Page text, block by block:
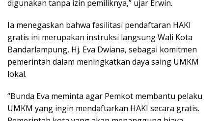
digunakan tanpa izin pemiliknya,” ujar Erwin.
Ia menegaskan bahwa fasilitasi pendaftaran HAKI
gratis ini merupakan instruksi langsung Wali Kota
Bandarlampung, Hj. Eva Dwiana, sebagai komitmen
pemerintah dalam meningkatkan daya saing UMKM
lokal.
“Bunda Eva meminta agar Pemkot membantu pelaku
UMKM yang ingin mendaftarkan HAKI secara gratis.